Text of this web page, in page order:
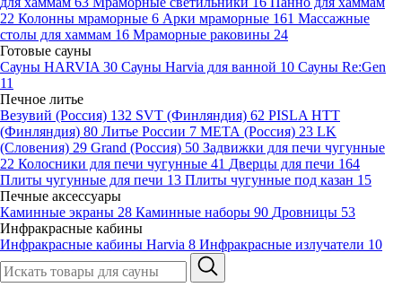
22 Колонны мраморные 6 Арки мраморные 161 Массажные
столы для хаммам 16 Мраморные раковины 24
Готовые сауны
Сауны HARVIA 30 Сауны Harvia для ванной 10 Сауны Re:Gen
11
Печное литье
Везувий (Россия) 132 SVT (Финляндия) 62 PISLA HTT
(Финляндия) 80 Литье России 7 МЕТА (Россия) 23 LK
(Словения) 29 Grand (Россия) 50 Задвижки для печи чугунные
22 Колосники для печи чугунные 41 Дверцы для печи 164
Плиты чугунные для печи 13 Плиты чугунные под казан 15
Печные аксессуары
Каминные экраны 28 Каминные наборы 90 Дровницы 53
Инфракрасные кабины
Инфракрасные кабины Harvia 8 Инфракрасные излучатели 10